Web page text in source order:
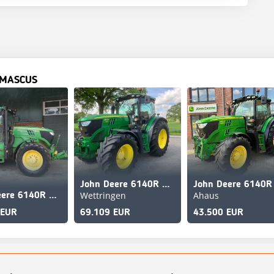
John Deere 6140R AP FZW
John Deere 6140R *Kundenauftrag*
Wettringen
69.109 EUR
John Deere 6140R
Ahaus
43.500 EUR